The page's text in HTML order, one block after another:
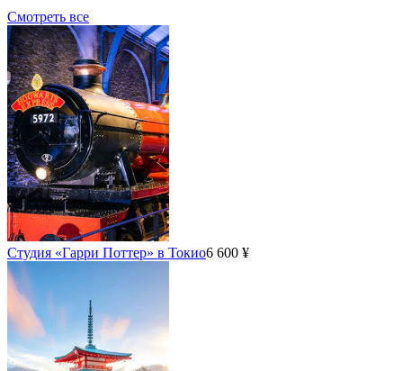
Смотреть все
Студия «Гарри Поттер» в Токио6 600 ¥